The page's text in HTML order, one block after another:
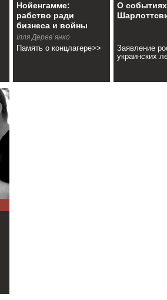
Нойенгамме:
рабство ради
бизнеса и войны
Ілля Дерев`янко
Память о концлагере>>
О
Заявление
украинских